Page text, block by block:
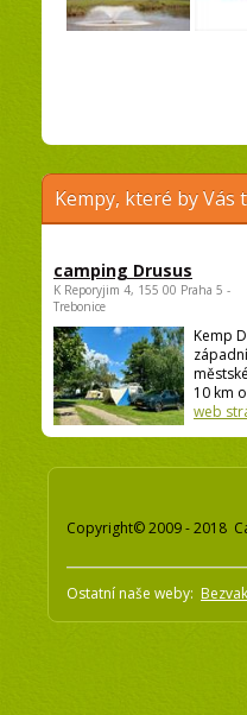
Kempy, které by Vás
camping Drusus
K Reporyjim 4, 155 00 Praha 5 -
Trebonice
Kemp
10 km
web
Copyright© 2009 - 2018
Ostatní naše weby: